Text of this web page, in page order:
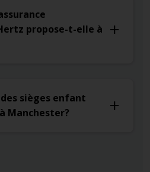
propose-t-elle à
sièges enfant
Manchester?